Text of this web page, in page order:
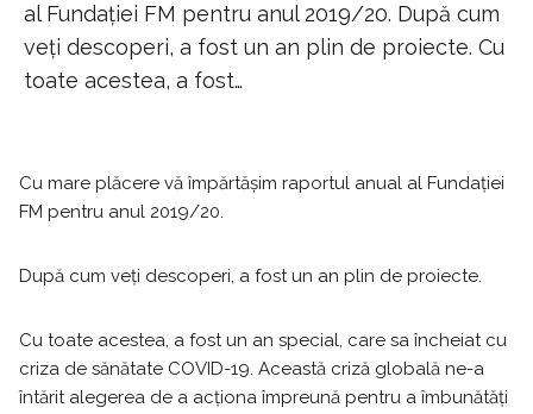
al Fundației FM pentru anul 2019/20. După cum
veți descoperi, a fost un an plin de proiecte. Cu
toate acestea, a fost…
Cu mare plăcere vă împărtășim raportul anual al Fundației
FM pentru anul 2019/20.
După cum veți descoperi, a fost un an plin de proiecte.
Cu toate acestea, a fost un an special, care sa încheiat cu
criza de sănătate COVID-19. Această criză globală ne-a
întărit alegerea de a acționa împreună pentru a îmbunătăți